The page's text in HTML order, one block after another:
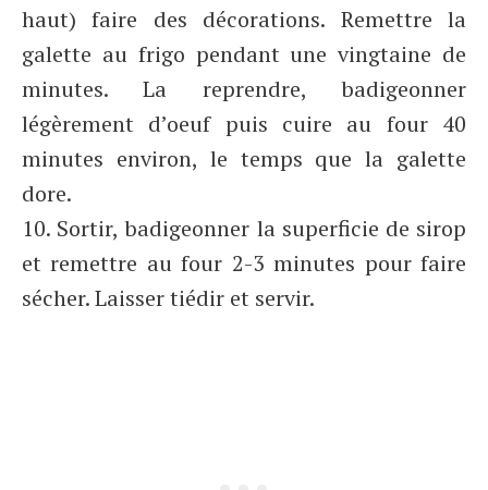
haut) faire des décorations. Remettre la
galette au frigo pendant une vingtaine de
minutes. La reprendre, badigeonner
légèrement d’oeuf puis cuire au four 40
minutes environ, le temps que la galette
dore.
10. Sortir, badigeonner la superficie de sirop
et remettre au four 2-3 minutes pour faire
sécher. Laisser tiédir et servir.